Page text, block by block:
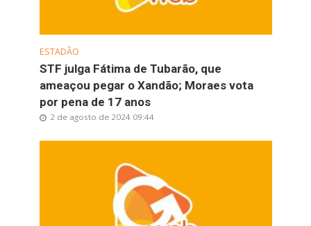
ESTADÃO
STF julga Fátima de Tubarão, que
ameaçou pegar o Xandão; Moraes vota
por pena de 17 anos
2 de agosto de 2024 09:44